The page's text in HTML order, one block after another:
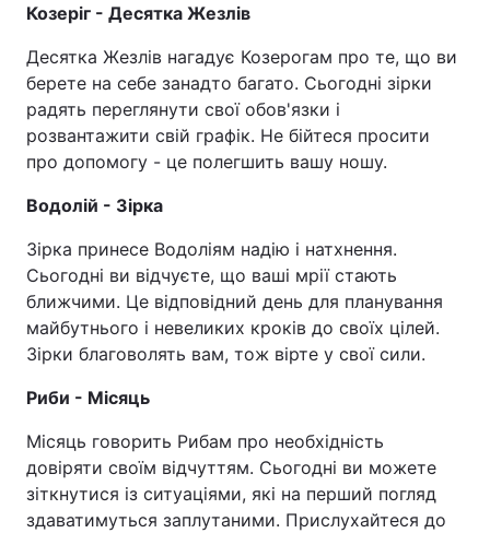
Козеріг - Десятка Жезлів
Десятка Жезлів нагадує Козерогам про те, що ви
берете на себе занадто багато. Сьогодні зірки
радять переглянути свої обов'язки і
розвантажити свій графік. Не бійтеся просити
про допомогу - це полегшить вашу ношу.
Водолій - Зірка
Зірка принесе Водоліям надію і натхнення.
Сьогодні ви відчуєте, що ваші мрії стають
ближчими. Це відповідний день для планування
майбутнього і невеликих кроків до своїх цілей.
Зірки благоволять вам, тож вірте у свої сили.
Риби - Місяць
Місяць говорить Рибам про необхідність
довіряти своїм відчуттям. Сьогодні ви можете
зіткнутися із ситуаціями, які на перший погляд
здаватимуться заплутаними. Прислухайтеся до